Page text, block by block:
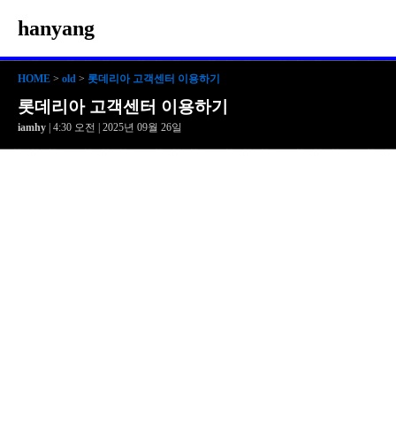
hanyang
HOME > old > 롯데리아 고객센터 이용하기
롯데리아 고객센터 이용하기
iamhy | 4:30 오전 | 2025년 09월 26일